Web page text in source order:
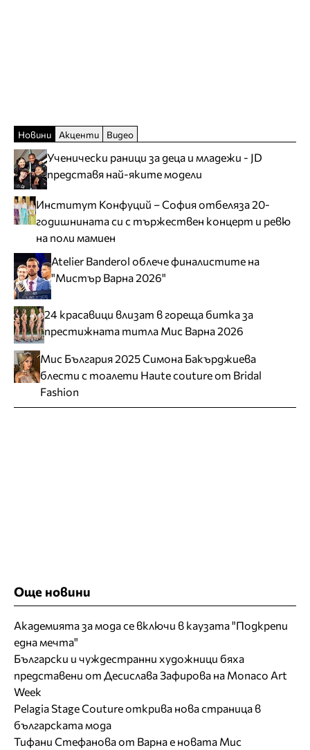
Новини Акценти Видео
Ученически раници за деца и младежи - JD
представя най-яките модели
Институт Конфуций – София отбеляза 20-
годишнината си с тържествен концерт и ревю
на поли мамиен
Atelier Banderol облече финалистите на
"Мистър Варна 2026"
24 красавици влизат в гореща битка за
престижната титла Мис Варна 2026
Мис България 2025 Симона Бакърджиева
блести с тоалети Haute couture от Bridal
Fashion
Още новини
Академията за мода се включи в каузата "Подкрепи
една мечта"
Български и чуждестранни художници бяха
представени от Десислава Зафирова на Monaco Art
Week
Pelagia Stage Couture открива нова страница в
българската мода
Тифани Стефанова от Варна е новата Мис